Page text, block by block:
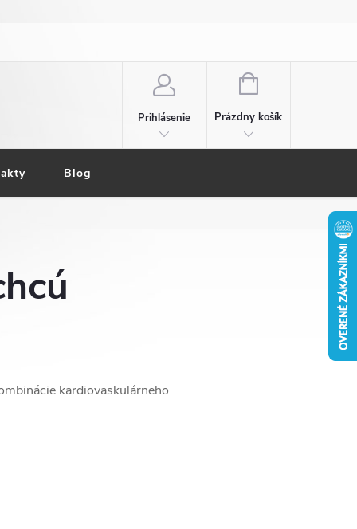
Prihlásenie
NÁKUPNÝ
Prázdny košík
Blog
kardiovaskulárneho